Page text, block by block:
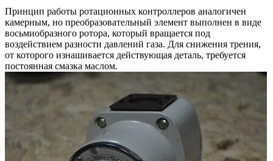
Принцип работы ротационных контроллеров аналогичен
камерным, но преобразовательный элемент выполнен в виде
восьмиобразного ротора, который вращается под
воздействием разности давлений газа. Для снижения трения,
от которого изнашивается действующая деталь, требуется
постоянная смазка маслом.